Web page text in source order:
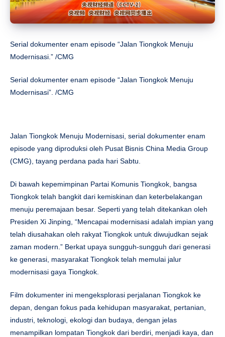
Serial dokumenter enam episode “Jalan Tiongkok Menuju
Modernisasi.” /CMG
Serial dokumenter enam episode “Jalan Tiongkok Menuju
Modernisasi”. /CMG
Jalan Tiongkok Menuju Modernisasi, serial dokumenter enam
episode yang diproduksi oleh Pusat Bisnis China Media Group
(CMG), tayang perdana pada hari Sabtu.
Di bawah kepemimpinan Partai Komunis Tiongkok, bangsa
Tiongkok telah bangkit dari kemiskinan dan keterbelakangan
menuju peremajaan besar. Seperti yang telah ditekankan oleh
Presiden Xi Jinping, “Mencapai modernisasi adalah impian yang
telah diusahakan oleh rakyat Tiongkok untuk diwujudkan sejak
zaman modern.” Berkat upaya sungguh-sungguh dari generasi
ke generasi, masyarakat Tiongkok telah memulai jalur
modernisasi gaya Tiongkok.
Film dokumenter ini mengeksplorasi perjalanan Tiongkok ke
depan, dengan fokus pada kehidupan masyarakat, pertanian,
industri, teknologi, ekologi dan budaya, dengan jelas
menampilkan lompatan Tiongkok dari berdiri, menjadi kaya, dan